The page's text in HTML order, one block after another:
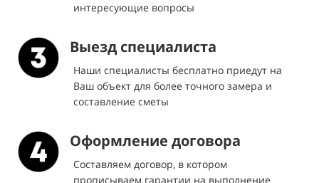
интересующие вопросы
Выезд специалиста
Наши специалисты бесплатно приедут на
Ваш объект для более точного замера и
составление сметы
Оформление договора
Составляем договор, в котором
прописываем гарантии на выполнение